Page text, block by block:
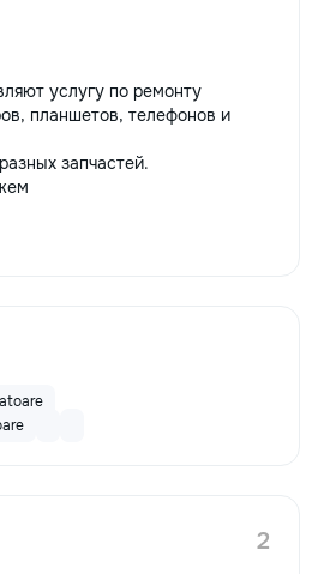
услугу по ремонту
планшетов, телефонов и
запчастей.
2